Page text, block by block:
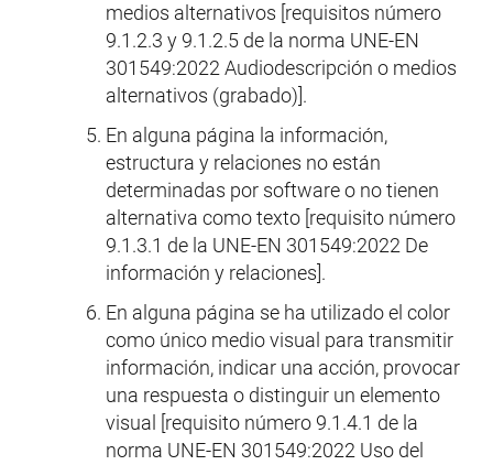
medios alternativos [requisitos número
9.1.2.3 y 9.1.2.5 de la norma UNE-EN
301549:2022 Audiodescripción o medios
alternativos (grabado)].
En alguna página la información,
estructura y relaciones no están
determinadas por software o no tienen
alternativa como texto [requisito número
9.1.3.1 de la UNE-EN 301549:2022 De
información y relaciones].
En alguna página se ha utilizado el color
como único medio visual para transmitir
información, indicar una acción, provocar
una respuesta o distinguir un elemento
visual [requisito número 9.1.4.1 de la
norma UNE-EN 301549:2022 Uso del